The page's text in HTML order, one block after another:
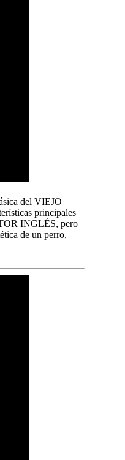
del VIEJO
principales
INGLÉS, pero
de un perro,